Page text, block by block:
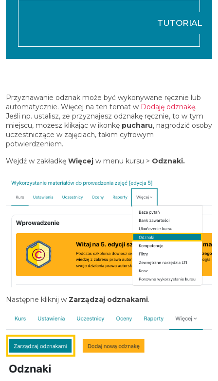
TUTORIAL
Przyznawanie odznak może być wykonywane ręcznie lub
automatycznie. Więcej na ten temat w Dodaję odznakę.
Jeśli np. ustalisz, że przyznajesz odznakę ręcznie, to w tym
miejscu, możesz klikając w ikonkę pucharu, nagrodzić osoby
uczestniczące w zajęciach, takim cyfrowym
potwierdzeniem.
Wejdź w zakładkę Więcej w menu kursu > Odznaki.
Następne kliknij w Zarządzaj odznakami.